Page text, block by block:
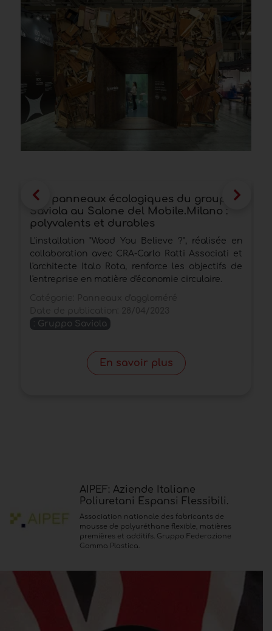
Les panneaux écologiques du groupe
Saviola au Salone del Mobile.Milano :
polyvalents et durables
L'installation "Wood You Believe ?", réalisée en
collaboration avec CRA-Carlo Ratti Associati et
l'architecte Italo Rota, renforce les objectifs de
l'entreprise en matière d'économie circulaire.
: Gruppo Saviola
En savoir plus
AIPEF: Aziende Italiane
Poliuretani Espansi Flessibili.
Association nationale des fabricants de
mousse de polyuréthane flexible, matières
premières et additifs. Gruppo Federazione
Gomma Plastica.